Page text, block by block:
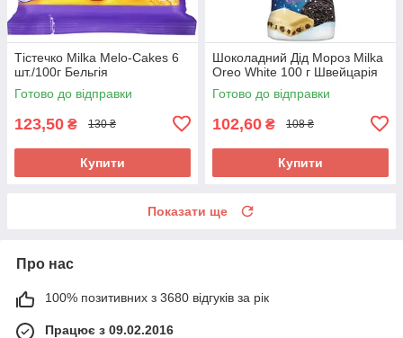
Тістечко Milka Melo-Cakes 6
шт./100г Бельгія
Готово до відправки
123,50 ₴ 130 ₴
Купити
Шоколадний Дід Мороз Milka
Oreo White 100 г Швейцарія
Готово до відправки
102,60 ₴ 108 ₴
Купити
Показати ще
Про нас
100% позитивних з 3680 відгуків за рік
Працює з 09.02.2016